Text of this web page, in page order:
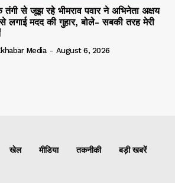
तंगी से जूझ रहे भीमराव पवार ने अभिनेता अक्षय
लगाई मदद की गुहार, बोले- सबकी तरह मेरी
Media - August 6, 2026
खेल मीडिया तकनीकी बड़ी खबरें